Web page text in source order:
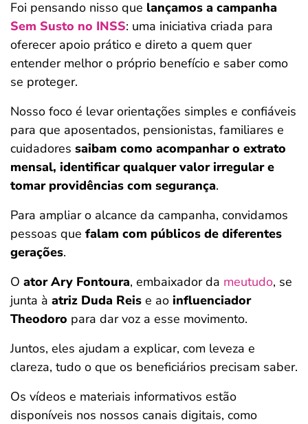
Foi pensando nisso que lançamos a campanha
Sem Susto no INSS: uma iniciativa criada para
oferecer apoio prático e direto a quem quer
entender melhor o próprio benefício e saber como
se proteger.
Nosso foco é levar orientações simples e confiáveis
para que aposentados, pensionistas, familiares e
cuidadores saibam como acompanhar o extrato
mensal, identificar qualquer valor irregular e
tomar providências com segurança.
Para ampliar o alcance da campanha, convidamos
pessoas que falam com públicos de diferentes
gerações.
O ator Ary Fontoura, embaixador da meutudo, se
junta à atriz Duda Reis e ao influenciador
Theodoro para dar voz a esse movimento.
Juntos, eles ajudam a explicar, com leveza e
clareza, tudo o que os beneficiários precisam saber.
Os vídeos e materiais informativos estão
disponíveis nos nossos canais digitais, como